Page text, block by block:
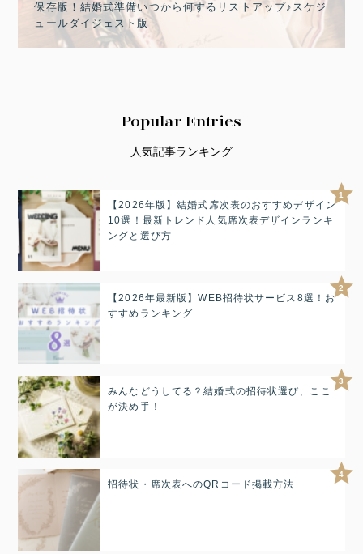
保存版！結婚式準備いつから何するリストアップ♪スケジ
ュールダイジェスト版
Popular Entries
人気記事ランキング
1
【2026年版】結婚式席次表のおすすめデザイン
10選！最新トレンド人気席次表デザインランキ
ングと選び方
2
【2026年最新版】WEB招待状サービス8選！お
すすめランキング
3
みんなどうしてる？結婚式の招待状選び、ここ
が決め手！
4
招待状・席次表へのQRコード掲載方法